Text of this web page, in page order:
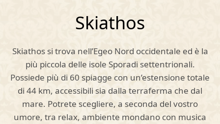
Skiathos
Skiathos si trova nell’Egeo Nord occidentale ed è la
più piccola delle isole Sporadi settentrionali.
Possiede più di 60 spiagge con un’estensione totale
di 44 km, accessibili sia dalla terraferma che dal
mare. Potrete scegliere, a seconda del vostro
umore, tra relax, ambiente mondano con musica